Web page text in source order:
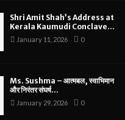
Shri Amit Shah’s Address at
Kerala Kaumudi Conclave...
January 11, 2026 0
Ms. Sushma – आत्मबल, स्वाभिमान
और निरंतर संघर्ष...
January 29, 2026 0